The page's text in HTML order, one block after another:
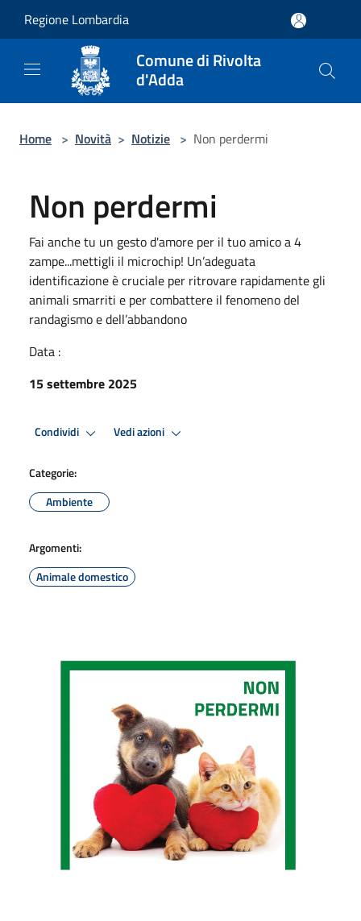
Regione Lombardia
Comune di Rivolta
d'Adda
Home > Novità > Notizie > Non perdermi
Non perdermi
Fai anche tu un gesto d'amore per il tuo amico a 4
zampe...mettigli il microchip! Un’adeguata
identificazione è cruciale per ritrovare rapidamente gli
animali smarriti e per combattere il fenomeno del
randagismo e dell’abbandono
Data :
15 settembre 2025
Condividi Vedi azioni
Categorie:
Ambiente
Argomenti:
Animale domestico